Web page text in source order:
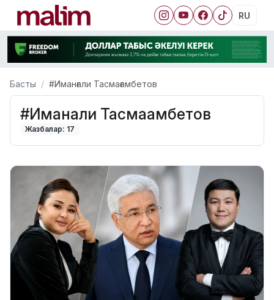
RU
Басты #Иманғали Тасмағамбетов
#Иманғали Тасмағамбетов
Жазбалар: 17